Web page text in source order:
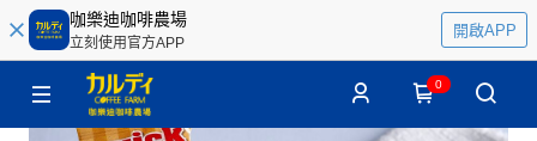
咖樂迪咖啡農場
立刻使用官方APP
開啟APP
0